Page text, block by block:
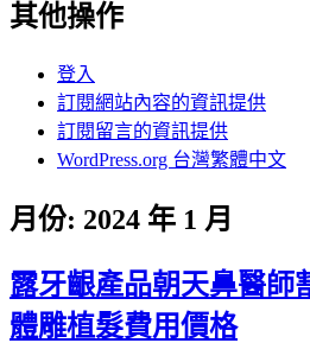
其他操作
登入
訂閱網站內容的資訊提供
訂閱留言的資訊提供
WordPress.org 台灣繁體中文
月份: 2024 年 1 月
露牙齦產品朝天鼻醫師
體雕植髮費用價格